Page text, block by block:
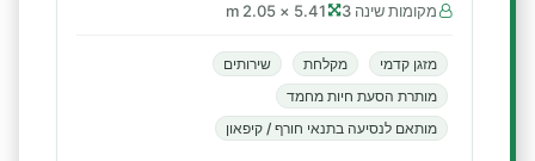
מקומות שינה 3 5.41 × 2.05 m
מזגן קדמי מקלחת
שירותים
מותרת הסעת חיות מחמד
מותאם לנסיעה בתנאי חורף / קיפאון